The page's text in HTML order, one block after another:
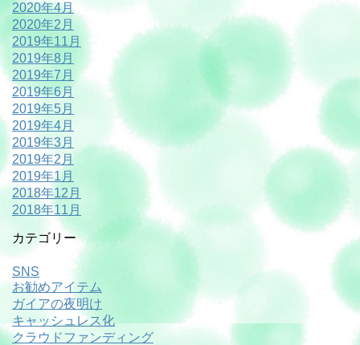
2020年4月
2020年2月
2019年11月
2019年8月
2019年7月
2019年6月
2019年5月
2019年4月
2019年3月
2019年2月
2019年1月
2018年12月
2018年11月
カテゴリー
SNS
お勧めアイテム
ガイアの夜明け
キャッシュレス化
クラウドファンディング